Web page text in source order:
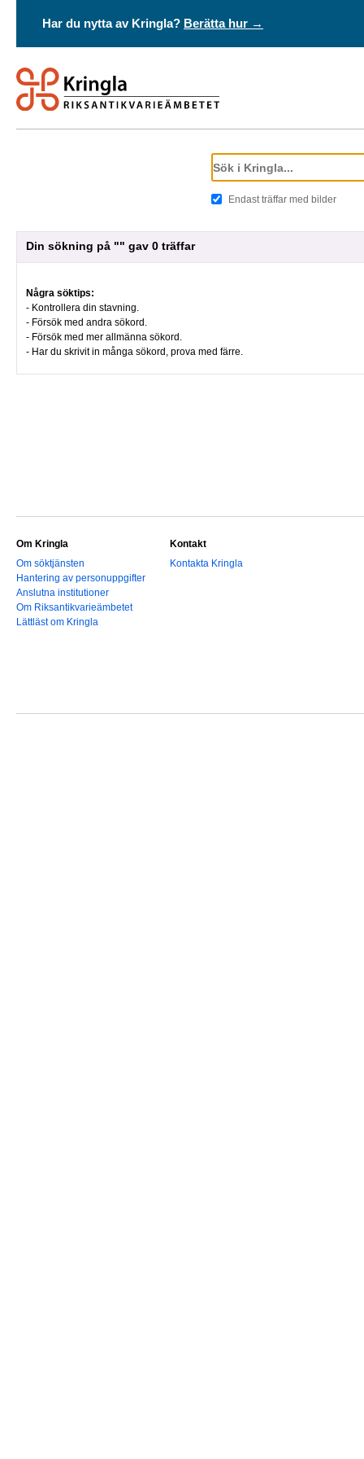
Har du nytta av Kringla? Berätta hur →
Endast träffar med bilder
Din sökning på "" gav 0 träffar
Några söktips:
- Kontrollera din stavning.
- Försök med andra sökord.
- Försök med mer allmänna sökord.
- Har du skrivit in många sökord, prova med färre.
Om Kringla
Om söktjänsten
Hantering av personuppgifter
Anslutna institutioner
Om Riksantikvarieämbetet
Lättläst om Kringla
Kontakt
Kontakta Kringla